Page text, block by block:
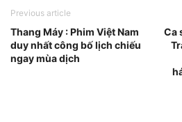
Previous article
Thang Máy : Phim Việt Nam
duy nhất công bố lịch chiếu
ngay mùa dịch
Ca